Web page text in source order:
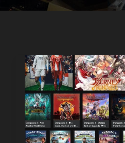
们
的
一
些
游
戏
音